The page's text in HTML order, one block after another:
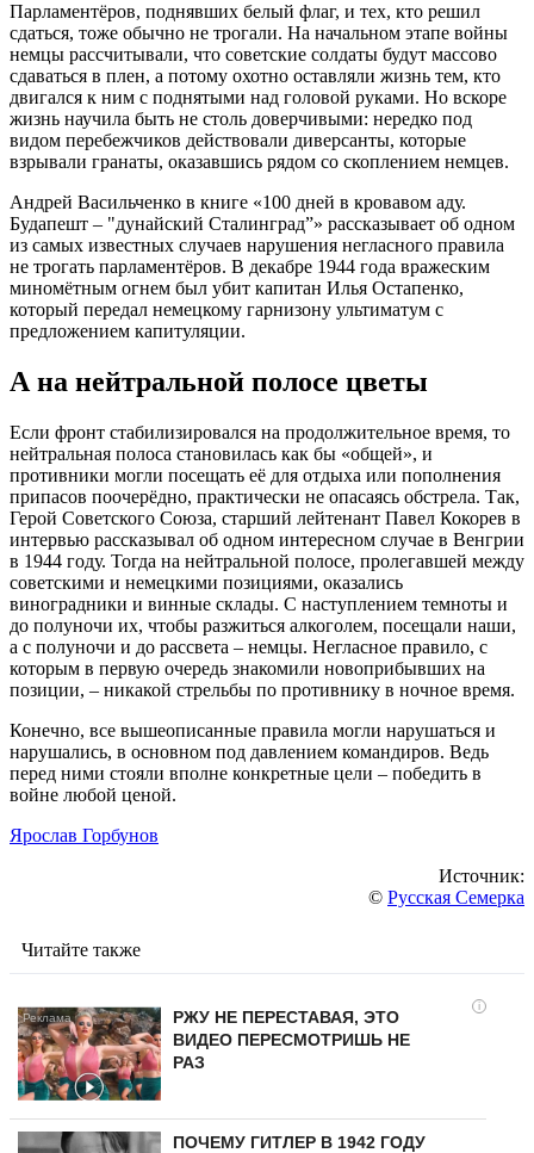
Парламентёров, поднявших белый флаг, и тех, кто решил
сдаться, тоже обычно не трогали. На начальном этапе войны
немцы рассчитывали, что советские солдаты будут массово
сдаваться в плен, а потому охотно оставляли жизнь тем, кто
двигался к ним с поднятыми над головой руками. Но вскоре
жизнь научила быть не столь доверчивыми: нередко под
видом перебежчиков действовали диверсанты, которые
взрывали гранаты, оказавшись рядом со скоплением немцев.
Андрей Васильченко в книге «100 дней в кровавом аду.
Будапешт – "дунайский Сталинград”» рассказывает об одном
из самых известных случаев нарушения негласного правила
не трогать парламентёров. В декабре 1944 года вражеским
миномётным огнем был убит капитан Илья Остапенко,
который передал немецкому гарнизону ультиматум с
предложением капитуляции.
А на нейтральной полосе цветы
Если фронт стабилизировался на продолжительное время, то
нейтральная полоса становилась как бы «общей», и
противники могли посещать её для отдыха или пополнения
припасов поочерёдно, практически не опасаясь обстрела. Так,
Герой Советского Союза, старший лейтенант Павел Кокорев в
интервью рассказывал об одном интересном случае в Венгрии
в 1944 году. Тогда на нейтральной полосе, пролегавшей между
советскими и немецкими позициями, оказались
виноградники и винные склады. С наступлением темноты и
до полуночи их, чтобы разжиться алкоголем, посещали наши,
а с полуночи и до рассвета – немцы. Негласное правило, с
которым в первую очередь знакомили новоприбывших на
позиции, – никакой стрельбы по противнику в ночное время.
Конечно, все вышеописанные правила могли нарушаться и
нарушались, в основном под давлением командиров. Ведь
перед ними стояли вполне конкретные цели – победить в
войне любой ценой.
Ярослав Горбунов
Источник:
© Русская Семерка
Читайте также
i
РЖУ НЕ ПЕРЕСТАВАЯ, ЭТО
ВИДЕО ПЕРЕСМОТРИШЬ НЕ
РАЗ
ПОЧЕМУ ГИТЛЕР В 1942 ГОДУ